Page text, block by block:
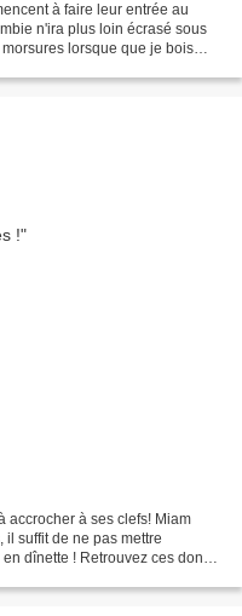
à faire leur entrée au
n'ira plus loin écrasé sous
lorsque que je bois
accrocher à ses clefs! Miam
il suffit de ne pas mettre
dînette ! Retrouvez ces donuts